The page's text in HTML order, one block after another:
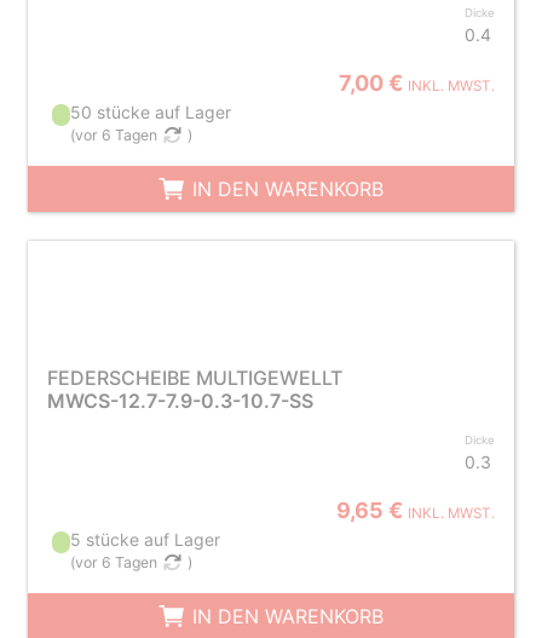
Dicke
0.4
7,00 € INKL. MWST.
50 stücke auf Lager
(vor 6 Tagen )
IN DEN WARENKORB
FEDERSCHEIBE MULTIGEWELLT
MWCS-12.7-7.9-0.3-10.7-SS
Dicke
0.3
9,65 € INKL. MWST.
5 stücke auf Lager
(vor 6 Tagen )
IN DEN WARENKORB